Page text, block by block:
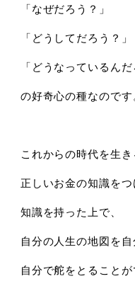
「なぜだろう？」
「どうしてだろう？」
「どうなっているんだ
の好奇心の種なのです
これからの時代を生
正しいお金の知識をつ
知識を持った上で、
自分の人生の地図を自
自分で舵をとること